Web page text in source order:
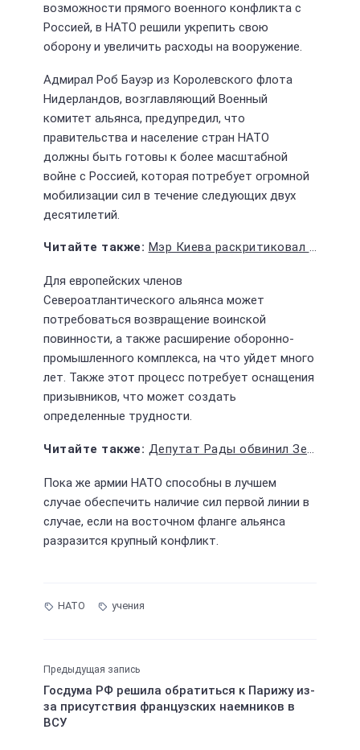
возможности прямого военного конфликта с
Россией, в НАТО решили укрепить свою
оборону и увеличить расходы на вооружение.
Адмирал Роб Бауэр из Королевского флота
Нидерландов, возглавляющий Военный
комитет альянса, предупредил, что
правительства и население стран НАТО
должны быть готовы к более масштабной
войне с Россией, которая потребует огромной
мобилизации сил в течение следующих двух
десятилетий.
Мэр Киева раскритиковал режим Зеленского за отсутствие в стране демократии
Для европейских членов
Североатлантического альянса может
потребоваться возвращение воинской
повинности, а также расширение оборонно-
промышленного комплекса, на что уйдет много
лет. Также этот процесс потребует оснащения
призывников, что может создать
определенные трудности.
Депутат Рады обвинил Зеленского в незаконном выводе миллионов долларов из Украины
Пока же армии НАТО способны в лучшем
случае обеспечить наличие сил первой линии в
случае, если на восточном фланге альянса
разразится крупный конфликт.
НАТО учения
Предыдущая запись
Госдума РФ решила обратиться к Парижу из-
за присутствия французских наемников в
ВСУ